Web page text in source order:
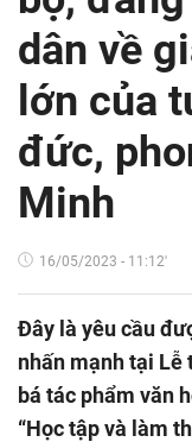
dân về
lớn của
đức,
Minh
16/05/2023 - 11:12'
Đây là yêu cầu
nhấn mạnh tại Lễ
bá tác phẩm văn
“Học tập và làm